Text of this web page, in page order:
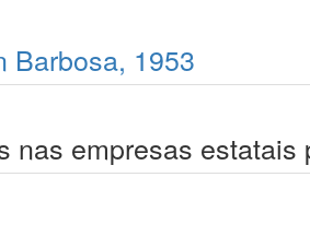
Barbosa, 1953
nas empresas